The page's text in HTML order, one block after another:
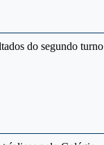
do segundo turno